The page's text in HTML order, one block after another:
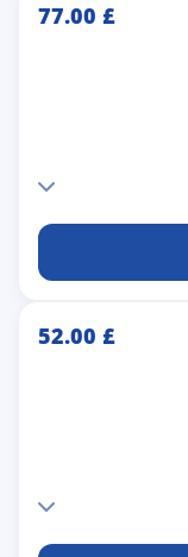
£
77.00
£
52.00